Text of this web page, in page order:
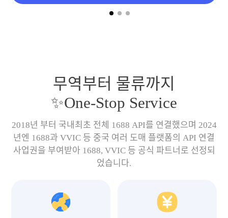
무역부터 물류까지
✨One-Stop Service
2018년 부터 국내최초 전체 1688 API를 연결했으며 2024
년엔 1688과 VVIC 등 중국 여러 도매 플랫폼의 API 연결
사업권을 부여받아 1688, VVIC 등 공식 파트너로 선정되
었습니다.